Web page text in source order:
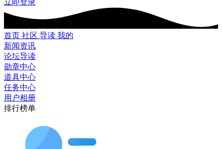
立即登录
首页 社区 导读 我的
新闻资讯
论坛导读
勋章中心
道具中心
任务中心
用户相册
排行榜单